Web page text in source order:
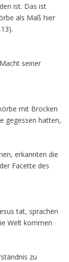
ist. Das ist
als Maß hier
seiner
mit Brocken
gegessen hatten,
erkannten die
Facette des
tat, sprachen
Welt kommen
zu